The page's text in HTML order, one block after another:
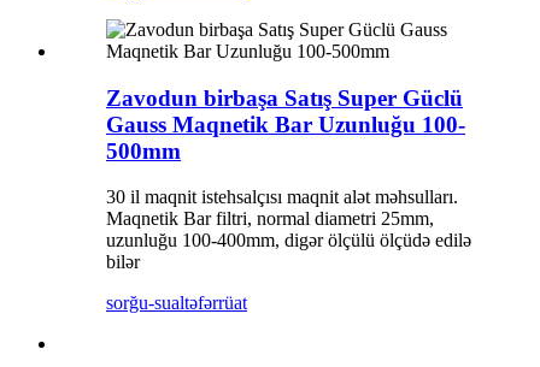
Zavodun birbaşa Satış Super Güclü
Gauss Maqnetik Bar Uzunluğu 100-
500mm
30 il maqnit istehsalçısı maqnit alət məhsulları.
Maqnetik Bar filtri, normal diametri 25mm,
uzunluğu 100-400mm, digər ölçülü ölçüdə edilə
bilər
sorğu-sualtəfərrüat